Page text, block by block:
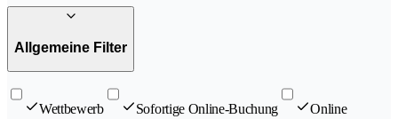
Allgemeine Filter
Wettbewerb Sofortige Online-Buchung Online